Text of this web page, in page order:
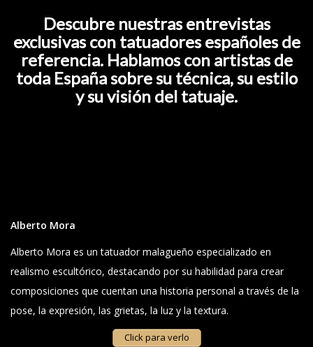
Descubre nuestras entrevistas
exclusivas con tatuadores españoles de
referencia. Hablamos con artistas de
toda España sobre su técnica, su estilo
y su visión del tatuaje.
Alberto Mora
Alberto Mora es un tatuador malagueño especializado en
realismo escultórico, destacando por su habilidad para crear
composiciones que cuentan una historia personal a través de la
pose, la expresión, las grietas, la luz y la textura.
Click para verlo